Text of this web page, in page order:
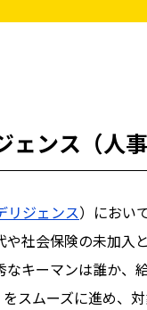
ンス（人事
リジェンス）におい
社会保険の未加入
キーマンは誰か、
をスムーズに進め、